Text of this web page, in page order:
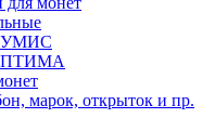
марок, открыток и пр.